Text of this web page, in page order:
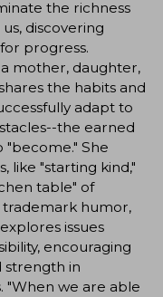
the richness
discovering
progress.
mother, daughter,
the habits and
adapt to
the earned
She
like "starting kind,"
table" of
humor,
issues
encouraging
strength in
"When we are able